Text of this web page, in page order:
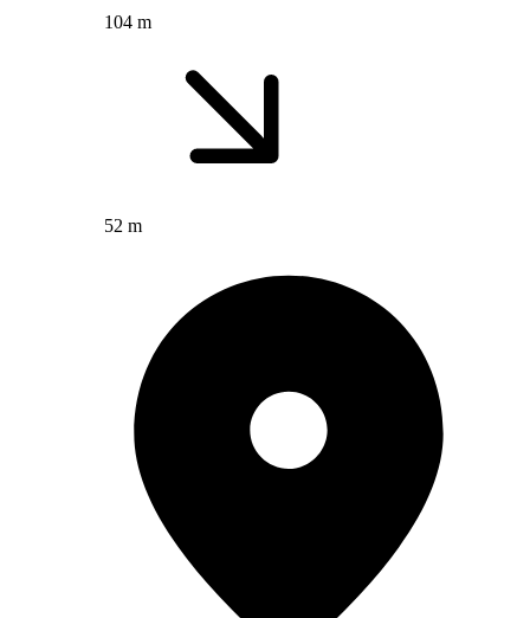
104 m
52 m